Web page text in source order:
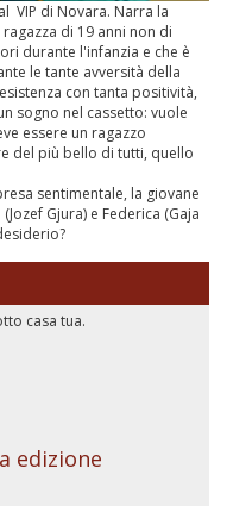
VIP di Novara. Narra la
di 19 anni non di
durante l'infanzia e che è
le tante avversità della
con tanta positività,
sogno nel cassetto: vuole
essere un ragazzo
del più bello di tutti, quello
sentimentale, la giovane
Gjura) e Federica (Gaja
casa tua.
edizione